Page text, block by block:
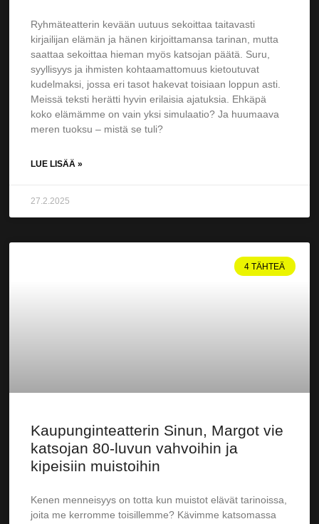
Ryhmäteatterin kevään uutuus sekoittaa taitavasti
kirjailijan elämän ja hänen kirjoittamansa tarinan, mutta
saattaa sekoittaa hieman myös katsojan päätä. Suru,
syyllisyys ja ihmisten kohtaamattomuus kietoutuvat
kudelmaksi, jossa eri tasot hakevat toisiaan loppun asti.
Meissä teksti herätti hyvin erilaisia ajatuksia. Ehkäpä
koko elämämme on vain yksi simulaatio? Ja huumaava
meren tuoksu – mistä se tuli?
LUE LISÄÄ »
27.2.2025
4 TÄHTEÄ
Kaupunginteatterin Sinun, Margot vie
katsojan 80-luvun vahvoihin ja
kipeisiin muistoihin
Kenen menneisyys on totta kun muistot elävät tarinoissa,
joita me kerromme toisillemme? Kävimme katsomassa